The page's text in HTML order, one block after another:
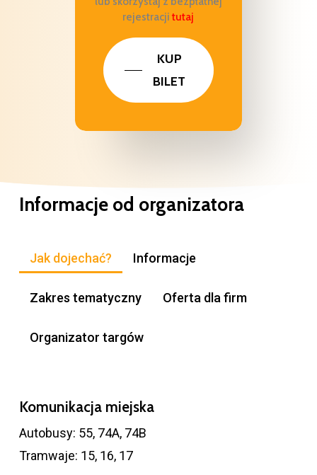
rejestracjitutaj
KUP
BILET
Informacje od organizatora
Jak dojechać? Informacje
Zakres tematyczny Oferta dla firm
Organizator targów
Komunikacja miejska
Autobusy: 55, 74A, 74B
Tramwaje: 15, 16, 17